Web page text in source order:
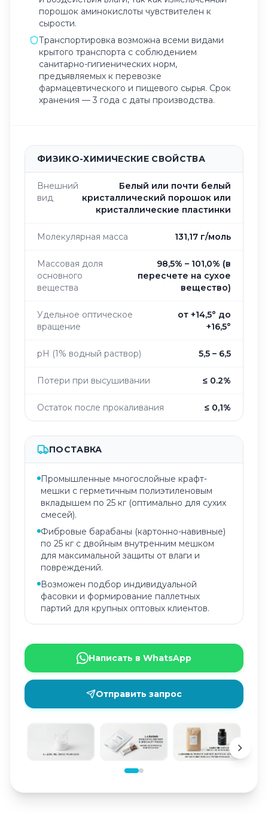
порошок аминокислоты чувствителен к
сырости.
Транспортировка возможна всеми видами
крытого транспорта с соблюдением
санитарно-гигиенических норм,
предъявляемых к перевозке
фармацевтического и пищевого сырья. Срок
хранения — 3 года с даты производства.
ФИЗИКО-ХИМИЧЕСКИЕ СВОЙСТВА
Внешний
вид
Белый или почти белый
кристаллический порошок или
кристаллические пластинки
Молекулярная масса 131,17 г/моль
Массовая доля
основного
вещества
98,5% – 101,0% (в
пересчете на сухое
вещество)
Удельное оптическое
вращение
от +14,5° до
+16,5°
pH (1% водный раствор) 5,5 – 6,5
Потери при высушивании ≤ 0.2%
Остаток после прокаливания ≤ 0,1%
ПОСТАВКА
Промышленные многослойные крафт-
мешки с герметичным полиэтиленовым
вкладышем по 25 кг (оптимально для сухих
смесей).
Фибровые барабаны (картонно-навивные)
по 25 кг с двойным внутренним мешком
для максимальной защиты от влаги и
повреждений.
Возможен подбор индивидуальной
фасовки и формирование паллетных
партий для крупных оптовых клиентов.
Написать в WhatsApp
Отправить запрос